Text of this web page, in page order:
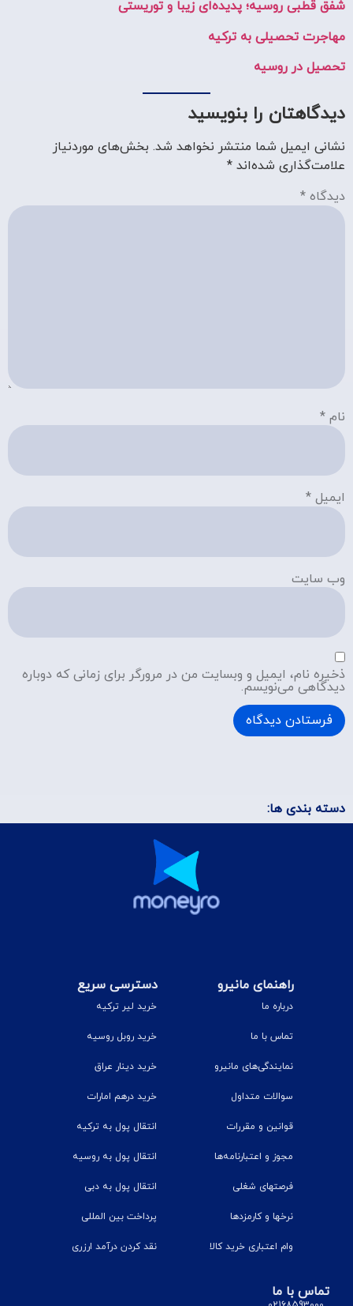
شفق قطبی روسیه؛ پدیده‌ای زیبا و توریستی
مهاجرت تحصیلی به ترکیه
تحصیل در روسیه
دیدگاهتان را بنویسید
نشانی ایمیل شما منتشر نخواهد شد. بخش‌های موردنیاز
علامت‌گذاری شده‌اند *
دیدگاه *
نام *
ایمیل *
وب‌ سایت
ذخیره نام، ایمیل و وبسایت من در مرورگر برای زمانی که دوباره
دیدگاهی می‌نویسم.
دسته بندی ها:
راهنمای مانیرو
درباره ما
تماس با ما
نمایندگی‌های مانیرو
سوالات متداول
قوانین و مقررات
مجوز و اعتبارنامه‌ها
فرصتهای شغلی
نرخ‎ها و کارمزدها
وام اعتباری خرید کالا
دسترسی سریع
خرید لیر ترکیه
خرید روبل روسیه
خرید دینار عراق
خرید درهم امارات
انتقال پول به ترکیه
انتقال پول به روسیه
انتقال پول به دبی
پرداخت بین المللی
نقد کردن درآمد ارزری
تماس با ما